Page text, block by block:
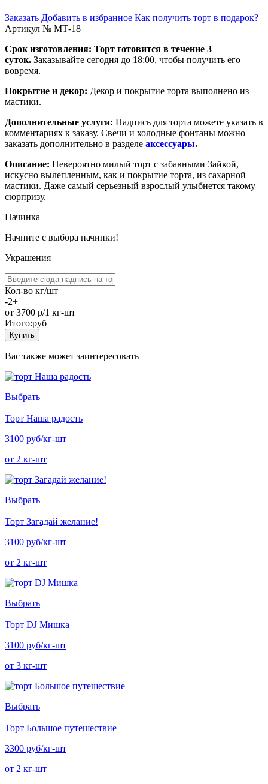
Заказать Добавить в избранное Как получить торт в подарок?
Артикул № МТ-18
Срок изготовления: Торт готовится в течение 3
суток. Заказывайте сегодня до 18:00, чтобы получить его
вовремя.
Покрытие и декор: Декор и покрытие торта выполнено из
мастики.
Дополнительные услуги: Надпись для торта можете указать в
комментариях к заказу. Свечи и холодные фонтаны можно
заказать дополнительно в разделе аксессуары.
Описание: Невероятно милый торт с забавными Зайкой,
искусно вылепленным, как и покрытие торта, из сахарной
мастики. Даже самый серьезный взрослый улыбнется такому
сюрпризу.
Начинка
Начните с выбора начинки!
Украшения
Кол-во кг/шт
-2+
от 3700 р/1 кг-шт
Итого:руб
Купить
Вас также может заинтересовать
Выбрать
Торт Наша радость
3100 руб/кг-шт
от 2 кг-шт
Выбрать
Торт Загадай желание!
3100 руб/кг-шт
от 2 кг-шт
Выбрать
Торт DJ Мишка
3100 руб/кг-шт
от 3 кг-шт
Выбрать
Торт Большое путешествие
3300 руб/кг-шт
от 2 кг-шт